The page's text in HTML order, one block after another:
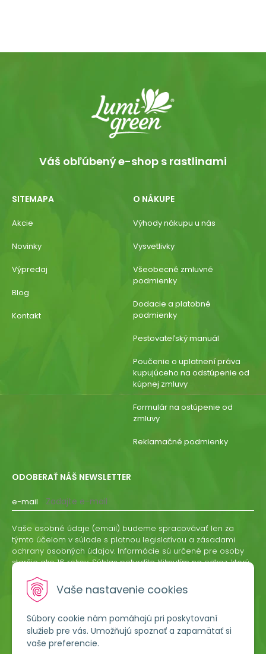
Vaše nastavenie cookies
Súbory cookie nám pomáhajú pri poskytovaní
služieb pre vás. Umožňujú spoznať a zapamätať si
vaše preferencie.
Váš obľúbený e-shop s rastlinami
SITEMAPA
Akcie
Novinky
Výpredaj
Blog
Kontakt
O NÁKUPE
Výhody nákupu u nás
Vysvetlivky
Všeobecné zmluvné
podmienky
Dodacie a platobné
podmienky
Pestovateľský manuál
Poučenie o uplatnení práva
kupujúceho na odstúpenie od
kúpnej zmluvy
Formulár na ostúpenie od
zmluvy
Reklamačné podmienky
ODOBERAŤ NÁŠ NEWSLETTER
e-mail
ODOBERAŤ
Vaše osobné údaje (email) budeme spracovávať len za
týmto účelom v súlade s platnou legislatívou a zásadami
ochrany osobných údajov. Informácie sú určené pre osoby
staršie ako 16 rokov. Súhlas potvrdíte kliknutím na odkaz, ktorý
odvolať písomne, emailom alebo kliknutím na odkaz z
ktoréhokoľvek informačného emailu.